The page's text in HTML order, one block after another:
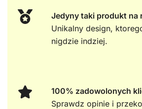
Jedyny taki produkt na
Unikalny design,
nigdzie indziej.
100% zadowolonych
Sprawdz opinie i